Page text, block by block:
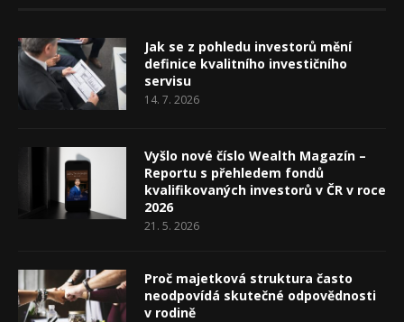
Jak se z pohledu investorů mění
definice kvalitního investičního
servisu
14. 7. 2026
Vyšlo nové číslo Wealth Magazín –
Reportu s přehledem fondů
kvalifikovaných investorů v ČR v roce
2026
21. 5. 2026
Proč majetková struktura často
neodpovídá skutečné odpovědnosti
v rodině